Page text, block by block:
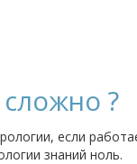
?
если
знаний ноль.